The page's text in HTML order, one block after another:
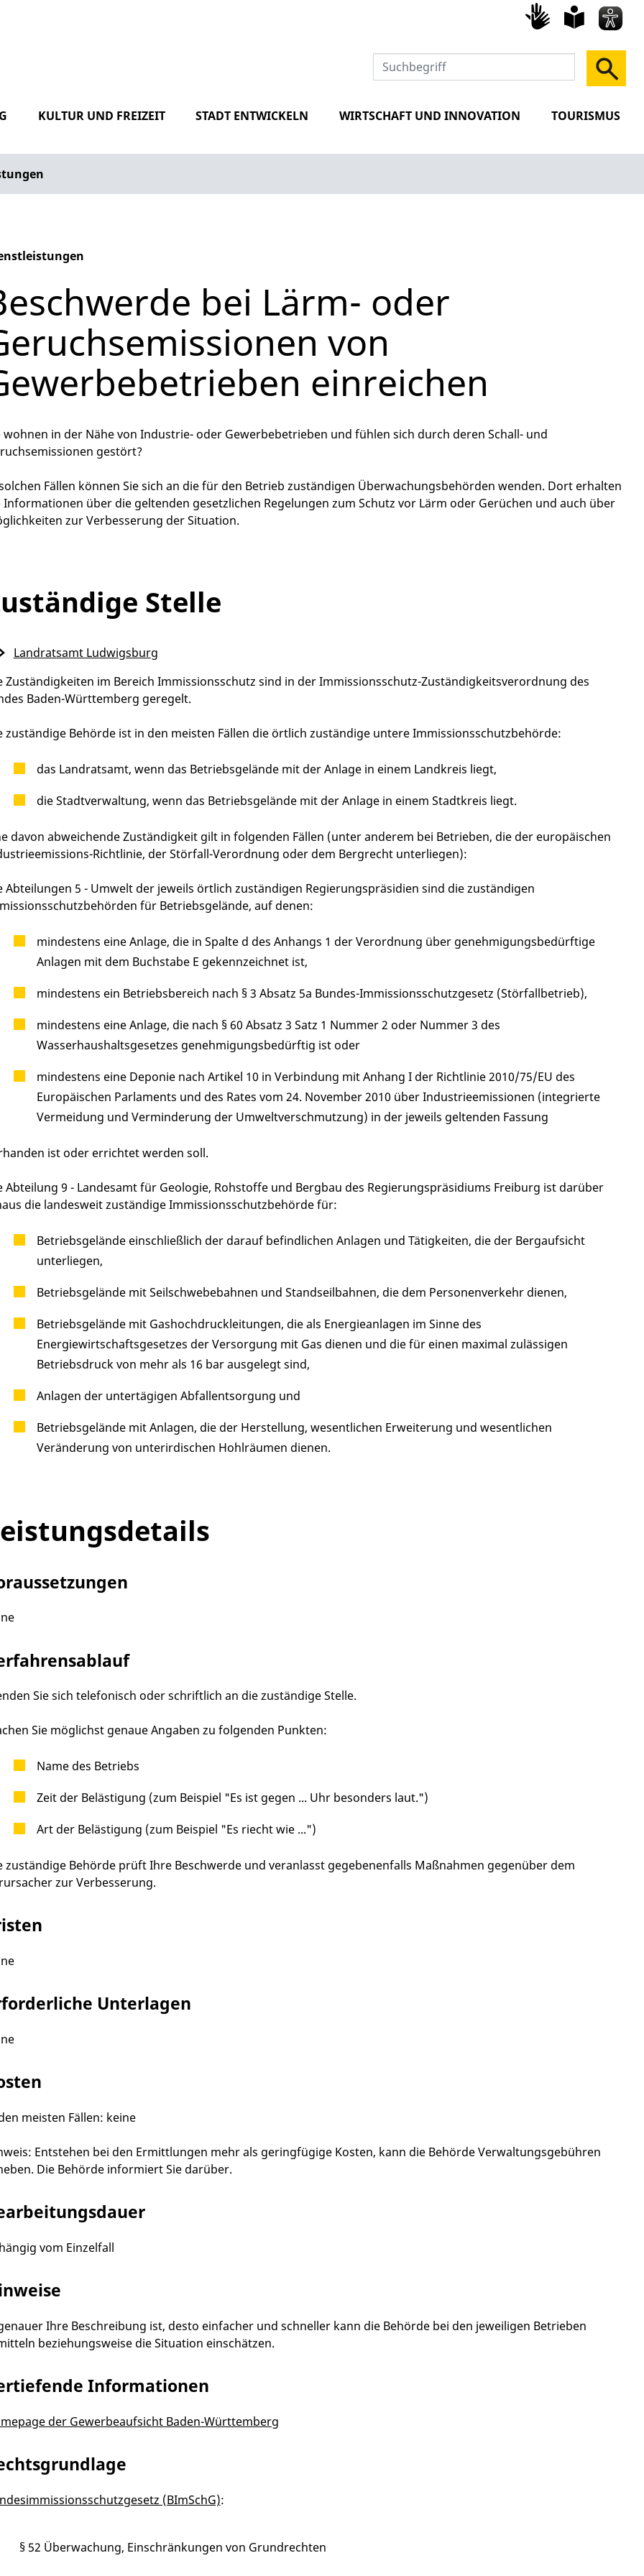
KULTUR UND FREIZEIT STADT ENTWICKELN WIRTSCHAFT UND INNOVATION TOURISMUS
bei Lärm- oder
von
einreichen
wohnen in der Nähe von Industrie- oder Gewerbebetrieben und fühlen sich durch deren Schall- und
gestört?
Fällen können Sie sich an die für den Betrieb zuständigen Überwachungsbehörden wenden. Dort erhalten
Informationen über die geltenden gesetzlichen Regelungen zum Schutz vor Lärm oder Gerüchen und auch über
zur Verbesserung der Situation.
Stelle
Zuständigkeiten im Bereich Immissionsschutz sind in der Immissionsschutz-Zuständigkeitsverordnung des
Baden-Württemberg geregelt.
zuständige Behörde ist in den meisten Fällen die örtlich zuständige untere Immissionsschutzbehörde:
das Landratsamt, wenn das Betriebsgelände mit der Anlage in einem Landkreis liegt,
die Stadtverwaltung, wenn das Betriebsgelände mit der Anlage in einem Stadtkreis liegt.
davon abweichende Zuständigkeit gilt in folgenden Fällen (unter anderem bei Betrieben, die der europäischen
Richtlinie, der Störfall-Verordnung oder dem Bergrecht unterliegen):
Abteilungen 5 - Umwelt der jeweils örtlich zuständigen Regierungspräsidien sind die zuständigen
für Betriebsgelände, auf denen:
mindestens eine Anlage, die in Spalte d des Anhangs 1 der Verordnung über genehmigungsbedürftige
Anlagen mit dem Buchstabe E gekennzeichnet ist,
mindestens ein Betriebsbereich nach § 3 Absatz 5a Bundes-Immissionsschutzgesetz (Störfallbetrieb),
mindestens eine Anlage, die nach § 60 Absatz 3 Satz 1 Nummer 2 oder Nummer 3 des
Wasserhaushaltsgesetzes genehmigungsbedürftig ist oder
mindestens eine Deponie nach Artikel 10 in Verbindung mit Anhang I der Richtlinie 2010/75/EU des
Europäischen Parlaments und des Rates vom 24. November 2010 über Industrieemissionen (integrierte
Vermeidung und Verminderung der Umweltverschmutzung) in der jeweils geltenden Fassung
ist oder errichtet werden soll.
Abteilung 9 - Landesamt für Geologie, Rohstoffe und Bergbau des Regierungspräsidiums Freiburg ist darüber
die landesweit zuständige Immissionsschutzbehörde für:
Betriebsgelände einschließlich der darauf befindlichen Anlagen und Tätigkeiten, die der Bergaufsicht
unterliegen,
Betriebsgelände mit Seilschwebebahnen und Standseilbahnen, die dem Personenverkehr dienen,
Betriebsgelände mit Gashochdruckleitungen, die als Energieanlagen im Sinne des
Energiewirtschaftsgesetzes der Versorgung mit Gas dienen und die für einen maximal zulässigen
Betriebsdruck von mehr als 16 bar ausgelegt sind,
Anlagen der untertägigen Abfallentsorgung und
Betriebsgelände mit Anlagen, die der Herstellung, wesentlichen Erweiterung und wesentlichen
Veränderung von unterirdischen Hohlräumen dienen.
Landratsamt Ludwigsburg
Sie sich telefonisch oder schriftlich an die zuständige Stelle.
Sie möglichst genaue Angaben zu folgenden Punkten:
Name des Betriebs
Zeit der Belästigung (zum Beispiel "Es ist gegen ... Uhr besonders laut.")
Art der Belästigung (zum Beispiel "Es riecht wie ...")
zuständige Behörde prüft Ihre Beschwerde und veranlasst gegebenenfalls Maßnahmen gegenüber dem
zur Verbesserung.
Unterlagen
meisten Fällen: keine
Entstehen bei den Ermittlungen mehr als geringfügige Kosten, kann die Behörde Verwaltungsgebühren
Die Behörde informiert Sie darüber.
vom Einzelfall
Ihre Beschreibung ist, desto einfacher und schneller kann die Behörde bei den jeweiligen Betrieben
beziehungsweise die Situation einschätzen.
Informationen
der Gewerbeaufsicht Baden-Württemberg
(BImSchG):
§ 52 Überwachung, Einschränkungen von Grundrechten